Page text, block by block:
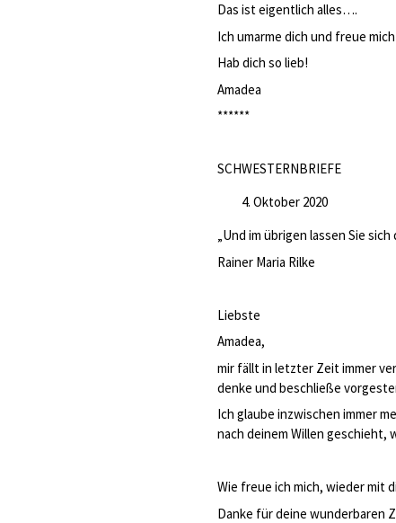
Das ist eigentlich alles….
Ich umarme dich und freue
Hab dich so lieb!
Amadea
******
SCHWESTERNBRIEFE
Oktober 2020
„Und im übrigen lassen Sie
Rainer Maria Rilke
Liebste
Amadea,
mir fällt in letzter Zeit immer
denke und beschließe
Ich glaube inzwischen immer
nach deinem Willen geschieht,
Wie freue ich mich, wieder mit
Danke für deine wunderbaren